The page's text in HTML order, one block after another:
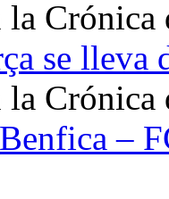
la
se lleva
la Crónica
Benfica –